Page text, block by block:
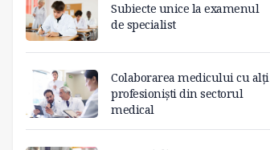
Subiecte unice la examenul
de specialist
Colaborarea medicului cu alți
profesioniști din sectorul
medical